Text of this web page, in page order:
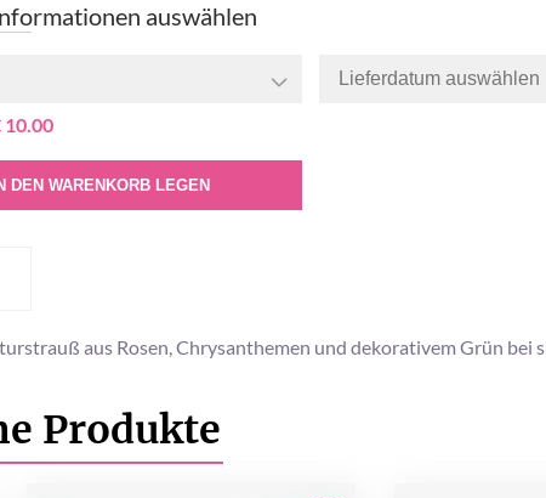
auswählen
10.00
DEN WARENKORB LEGEN
aus Rosen, Chrysanthemen und dekorativem Grün bei
Produkte